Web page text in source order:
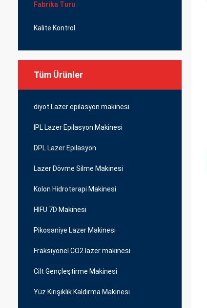
Fabrika Turu
Kalite Kontrol
Tüm Ürünler
diyot Lazer epilasyon makinesi
IPL Lazer Epilasyon Makinesi
DPL Lazer Epilasyon
Lazer Dövme Silme Makinesi
Kolon Hidroterapi Makinesi
HIFU 7D Makinesi
Pikosaniye Lazer Makinesi
Fraksiyonel CO2 lazer makinesi
Cilt Gençleştirme Makinesi
Yüz Kırışıklık Kaldırma Makinesi